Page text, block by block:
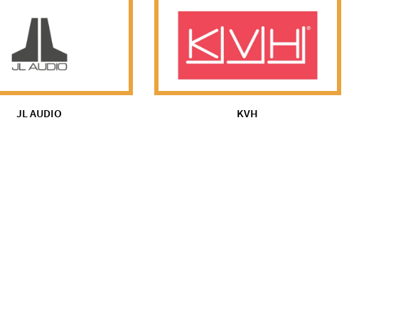
JL AUDIO KVH